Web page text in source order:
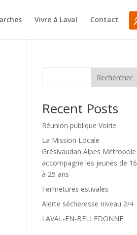
Vivre à Laval Contact
Rechercher
Recent Posts
Réunion publique Voirie
La Mission Locale
Grésivaudan Alpes Métropole
accompagne les jeunes de 16
à 25 ans
Fermetures estivales
Alerte sécheresse niveau 2/4
LAVAL-EN-BELLEDONNE